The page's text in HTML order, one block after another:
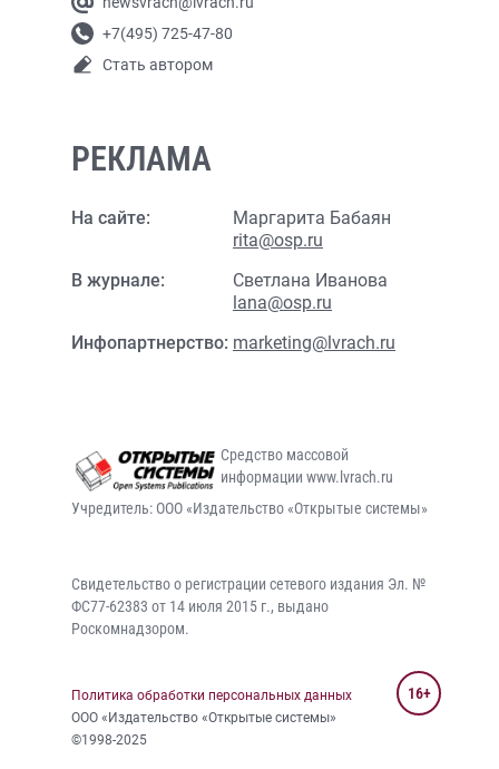
+7(495) 725-47-80
Стать автором
РЕКЛАМА
На сайте:
Маргарита Бабаян
rita@osp.ru
В журнале:
Светлана Иванова
lana@osp.ru
Инфопартнерство: marketing@lvrach.ru
Средство массовой
информации www.lvrach.ru
Учредитель: ООО «Издательство «Открытые системы»
Свидетельство о регистрации сетевого издания Эл. №
ФС77-62383 от 14 июля 2015 г., выдано
Роскомнадзором.
Политика обработки персональных данных
ООО «Издательство «Открытые системы»
©1998-2025
16+